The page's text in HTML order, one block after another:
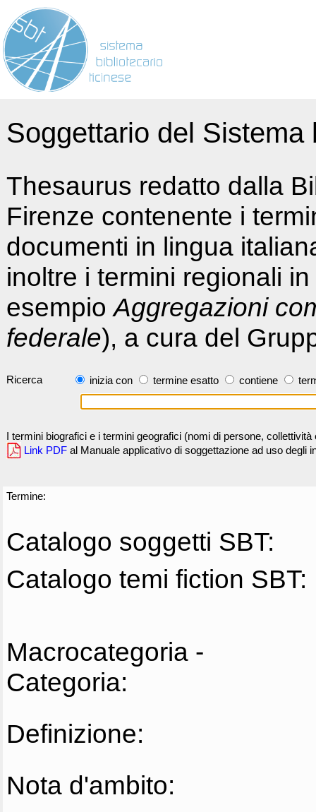
Soggettario del
Thesaurus redatto dalla
Firenze contenente i
documenti in lingua
inoltre i termini regionali
esempioAggregazioni
federale), a cura del
Ricerca inizia con termine esatto contiene
I termini biografici e i termini geografici (nomi di persone,
Link PDF al Manuale applicativo di soggettazione ad uso degli
Termine:
Catalogo soggetti SBT:
Catalogo temi fiction SBT:
Macrocategoria -
Categoria:
Definizione:
Nota d'ambito: